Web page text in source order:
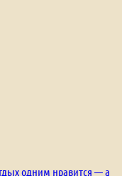
одним нравится — а